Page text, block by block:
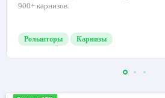
900+ карнизов.
Рольшторы Карнизы